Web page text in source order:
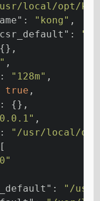
local/opt/
: "kong" ,
:
"/
,
: "128m" ,
true ,
: {},
,
:
"/usr/local/
:
"/usr/